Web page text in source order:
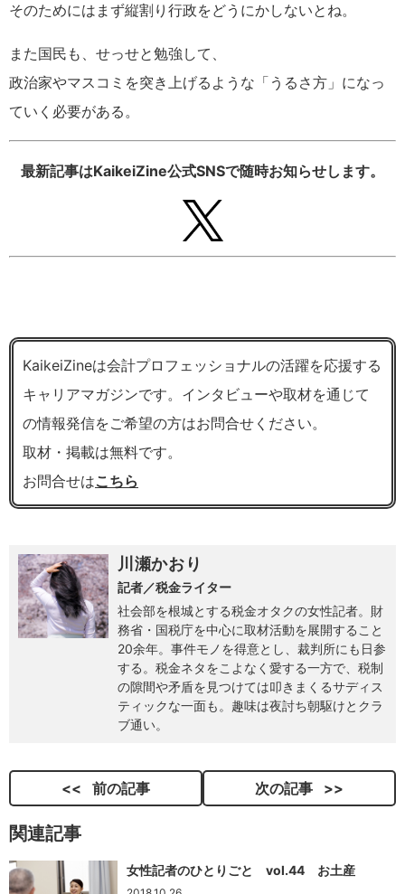
そのためにはまず縦割り行政をどうにかしないとね。
また国民も、せっせと勉強して、
政治家やマスコミを突き上げるような「うるさ方」になっ
ていく必要がある。
最新記事はKaikeiZine公式SNSで随時お知らせします。
KaikeiZineは会計プロフェッショナルの活躍を応援する
キャリアマガジンです。インタビューや取材を通じて
の情報発信をご希望の方はお問合せください。
取材・掲載は無料です。
お問合せはこちら
川瀬かおり
記者／税金ライター
社会部を根城とする税金オタクの女性記者。財
務省・国税庁を中心に取材活動を展開すること
20余年。事件モノを得意とし、裁判所にも日参
する。税金ネタをこよなく愛する一方で、税制
の隙間や矛盾を見つけては叩きまくるサディス
ティックな一面も。趣味は夜討ち朝駆けとクラ
ブ通い。
前の記事 次の記事
関連記事
女性記者のひとりごと vol.44 お土産